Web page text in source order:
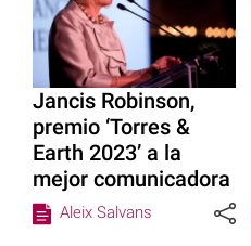
Jancis Robinson,
premio ‘Torres &
Earth 2023’ a la
mejor comunicadora
Aleix Salvans